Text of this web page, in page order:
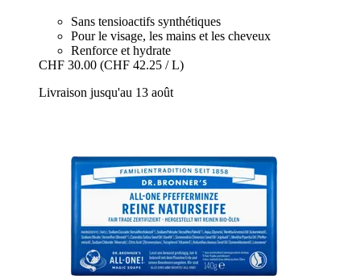
Sans tensioactifs synthétiques
Pour le visage, les mains et les cheveux
Renforce et hydrate
CHF 30.00 (CHF 42.25 / L)
Livraison jusqu'au 13 août